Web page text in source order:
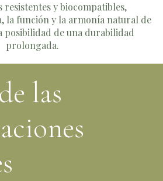
resistentes y biocompatibles,
la función y la armonía natural de
posibilidad de una durabilidad
prolongada.
las